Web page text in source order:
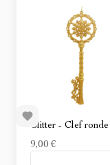
Glitter - Clef ronde
9,00 €